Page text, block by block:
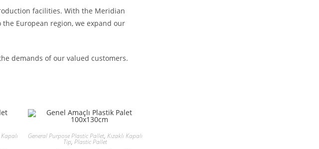
facilities. With the Meridian
European region, we expand our
demands of our valued customers.
Kapalı General Purpose Plastic Pallet, Kızaklı Kapalı
Tip, Plastic Pallet